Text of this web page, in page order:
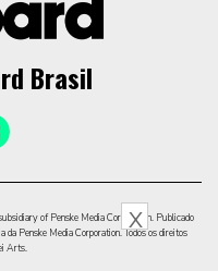
Brasil
of Penske Media Corporation. Publicado
Penske Media Corporation. Todos os direitos
Arts.
X